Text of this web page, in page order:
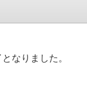
なりました。